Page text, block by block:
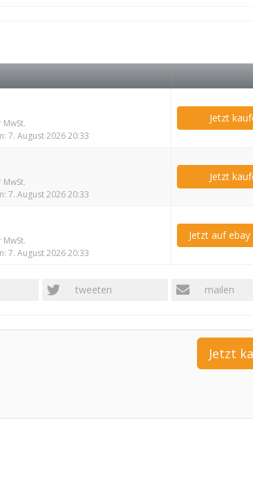
7. August 2026 20:33
Jetzt
7. August 2026 20:33
Jetzt
7. August 2026 20:33
Jetzt auf
tweeten mailen
Jetzt